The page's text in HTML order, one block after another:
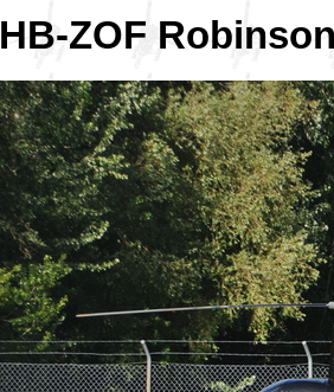
HB-ZOF